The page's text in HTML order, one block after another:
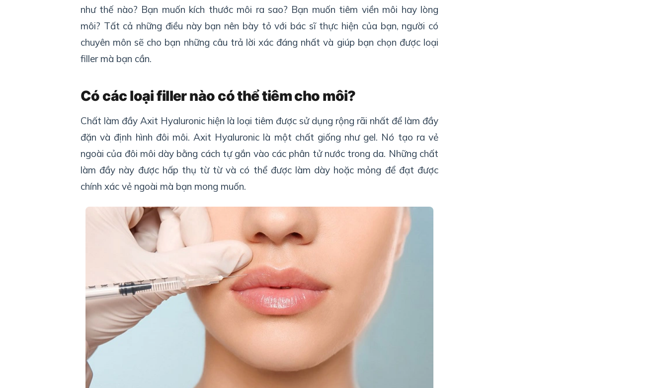
như thế nào? Bạn muốn kích thước môi ra sao? Bạn muốn tiêm viền môi hay lòng
môi? Tất cả những điều này bạn nên bày tỏ với bác sĩ thực hiện của bạn, người có
chuyên môn sẽ cho bạn những câu trả lời xác đáng nhất và giúp bạn chọn được loại
filler mà bạn cần.
Có các loại filler nào có thể tiêm cho môi?
Chất làm đầy Axit Hyaluronic hiện là loại tiêm được sử dụng rộng rãi nhất để làm đầy
đặn và định hình đôi môi. Axit Hyaluronic là một chất giống như gel. Nó tạo ra vẻ
ngoài của đôi môi dày bằng cách tự gắn vào các phân tử nước trong da. Những chất
làm đầy này được hấp thụ từ từ và có thể được làm dày hoặc mỏng để đạt được
chính xác vẻ ngoài mà bạn mong muốn.